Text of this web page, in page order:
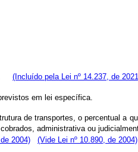
(Incluído pela Lei nº 14.237, de
em lei específica.
de transportes, o percentual a
administrativa ou
2004) (Vide Lei nº 10.890, de 2004)